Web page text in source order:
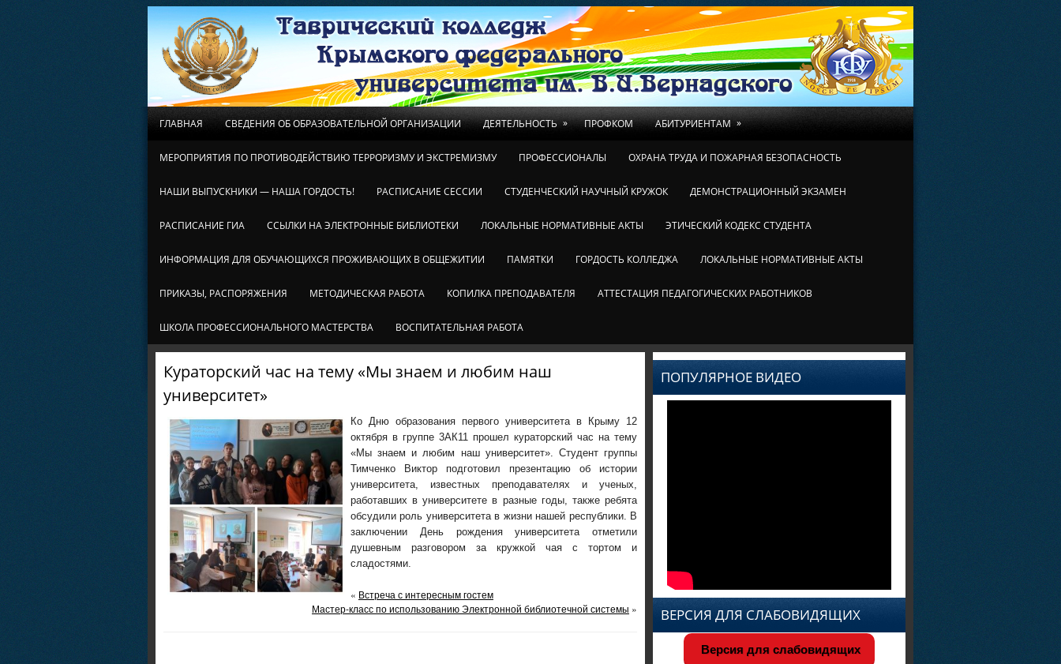
ГЛАВНАЯ СВЕДЕНИЯ ОБ ОБРАЗОВАТЕЛЬНОЙ ОРГАНИЗАЦИИ ДЕЯТЕЛЬНОСТЬ » ПРОФКОМ АБИТУРИЕНТАМ »
МЕРОПРИЯТИЯ ПО ПРОТИВОДЕЙСТВИЮ ТЕРРОРИЗМУ И ЭКСТРЕМИЗМУ ПРОФЕССИОНАЛЫ ОХРАНА ТРУДА И ПОЖАРНАЯ БЕЗОПАСНОСТЬ
НАШИ ВЫПУСКНИКИ — НАША ГОРДОСТЬ! РАСПИСАНИЕ СЕССИИ СТУДЕНЧЕСКИЙ НАУЧНЫЙ КРУЖОК ДЕМОНСТРАЦИОННЫЙ ЭКЗАМЕН
РАСПИСАНИЕ ГИА ССЫЛКИ НА ЭЛЕКТРОННЫЕ БИБЛИОТЕКИ ЛОКАЛЬНЫЕ НОРМАТИВНЫЕ АКТЫ ЭТИЧЕСКИЙ КОДЕКС СТУДЕНТА
ИНФОРМАЦИЯ ДЛЯ ОБУЧАЮЩИХСЯ ПРОЖИВАЮЩИХ В ОБЩЕЖИТИИ ПАМЯТКИ ГОРДОСТЬ КОЛЛЕДЖА ЛОКАЛЬНЫЕ НОРМАТИВНЫЕ АКТЫ
ПРИКАЗЫ, РАСПОРЯЖЕНИЯ МЕТОДИЧЕСКАЯ РАБОТА КОПИЛКА ПРЕПОДАВАТЕЛЯ АТТЕСТАЦИЯ ПЕДАГОГИЧЕСКИХ РАБОТНИКОВ
ШКОЛА ПРОФЕССИОНАЛЬНОГО МАСТЕРСТВА ВОСПИТАТЕЛЬНАЯ РАБОТА
Кураторский час на тему «Мы знаем и любим наш
университет»
Ко Дню образования первого университета в Крыму 12
октября в группе 3АК11 прошел кураторский час на тему
«Мы знаем и любим наш университет». Студент группы
Тимченко Виктор подготовил презентацию об истории
университета, известных преподавателях и ученых,
работавших в университете в разные годы, также ребята
обсудили роль университета в жизни нашей республики. В
заключении День рождения университета отметили
душевным разговором за кружкой чая с тортом и
сладостями.
« Встреча с интересным гостем
Мастер-класс по использованию Электронной библиотечной системы »
ПОПУЛЯРНОЕ ВИДЕО
ВЕРСИЯ ДЛЯ СЛАБОВИДЯЩИХ
Версия для слабовидящих